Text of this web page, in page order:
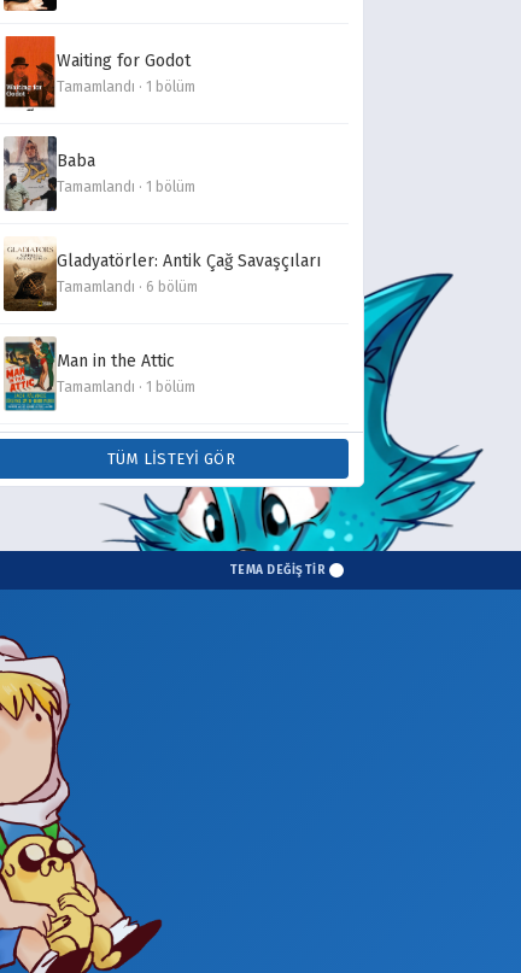
Waiting for Godot
Tamamlandı · 1 bölüm
Baba
Tamamlandı · 1 bölüm
Gladyatörler: Antik Çağ Savaşçıları
Tamamlandı · 6 bölüm
Man in the Attic
Tamamlandı · 1 bölüm
TÜM LISTEYI GÖR
TEMA DEĞİŞTİR